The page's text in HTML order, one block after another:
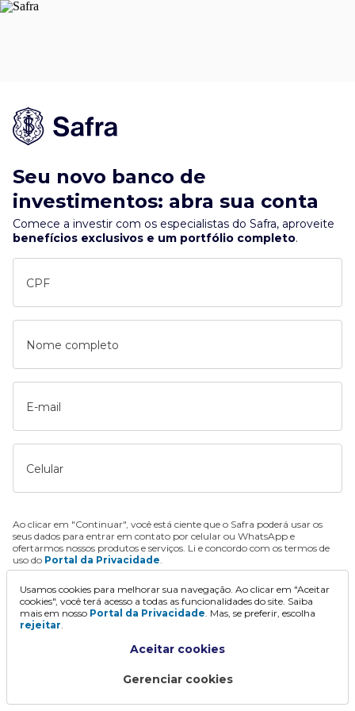
Seu novo banco de
investimentos: abra sua conta
Comece a investir com os especialistas do Safra, aproveite
benefícios exclusivos e um portfólio completo.
CPF
Nome completo
E-mail
Celular
Ao clicar em "Continuar", você está ciente que o Safra poderá usar os
seus dados para entrar em contato por celular ou WhatsApp e
ofertarmos nossos produtos e serviços. Li e concordo com os termos de
uso do Portal da Privacidade.
Continuar
Usamos cookies para melhorar sua navegação. Ao clicar em "Aceitar
cookies", você terá acesso a todas as funcionalidades do site. Saiba
mais em nosso Portal da Privacidade. Mas, se preferir, escolha
rejeitar.
Aceitar cookies
Gerenciar cookies